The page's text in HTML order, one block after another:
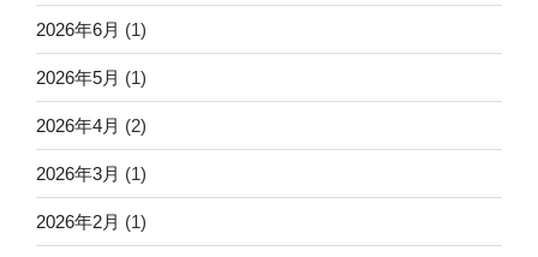
2026年6月 (1)
2026年5月 (1)
2026年4月 (2)
2026年3月 (1)
2026年2月 (1)